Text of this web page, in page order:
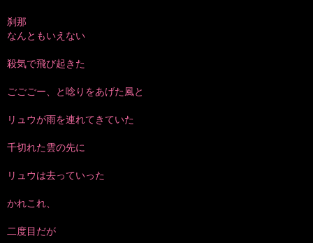
刹那
なんともいえない
殺気で飛び起きた
ごごごー、と唸りをあげた風と
リュウが雨を連れてきていた
千切れた雲の先に
リュウは去っていった
かれこれ、
二度目だが